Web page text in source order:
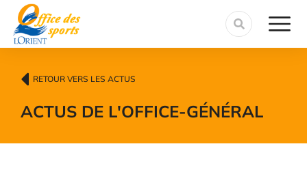
principal
RETOUR VERS LES ACTUS
ACTUS DE L'OFFICE-GÉNÉRAL